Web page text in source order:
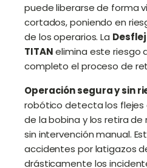
puede liberarse de forma
cortados, poniendo en
de los operarios. La
TITANelimina este riesgo
completo el proceso de
Operación segura y sin
robótico detecta los flejes
de la bobina y los retira
sin intervención manual.
accidentes por latigazos
drásticamente los